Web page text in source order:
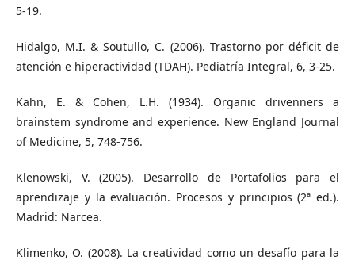
5-19.
Hidalgo, M.I. & Soutullo, C. (2006). Trastorno por déficit de
atención e hiperactividad (TDAH). Pediatría Integral, 6, 3-25.
Kahn, E. & Cohen, L.H. (1934). Organic drivenners a
brainstem syndrome and experience. New England Journal
of Medicine, 5, 748-756.
Klenowski, V. (2005). Desarrollo de Portafolios para el
aprendizaje y la evaluación. Procesos y principios (2ª ed.).
Madrid: Narcea.
Klimenko, O. (2008). La creatividad como un desafío para la